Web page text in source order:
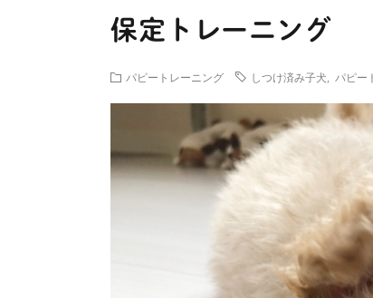
保定トレーニング
パピートレーニング しつけ済み子犬 パピー